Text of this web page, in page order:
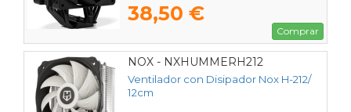
38,50 €
Comprar
NOX - NXHUMMERH212
Ventilador con Disipador Nox H-212/
12cm